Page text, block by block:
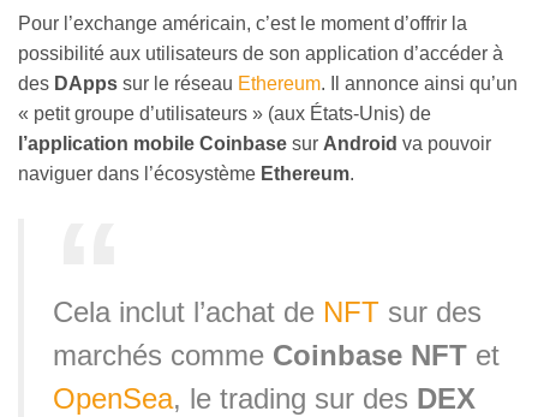
Pour l’exchange américain, c’est le moment d’offrir la
possibilité aux utilisateurs de son application d’accéder à
des DApps sur le réseau Ethereum. Il annonce ainsi qu’un
« petit groupe d’utilisateurs » (aux États-Unis) de
l’application mobile Coinbase sur Android va pouvoir
naviguer dans l’écosystème Ethereum.
Cela inclut l’achat de NFT sur des
marchés comme Coinbase NFT et
OpenSea, le trading sur des DEX